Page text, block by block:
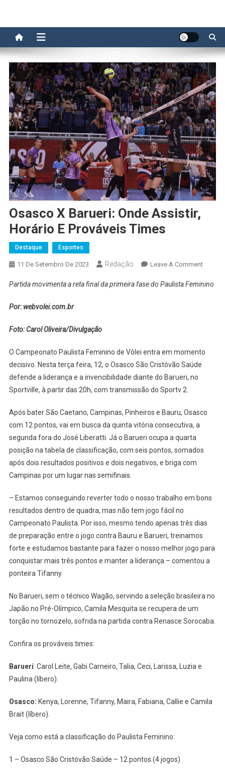
Osasco X Barueri: Onde Assistir,
Horário E Prováveis Times
Destaque Esportes
11 De Setembro De 2023 Redação Leave A CommentOn
X
Partida movimenta a reta final da primeira fase do Paulista Feminino
Por: webvolei.com.br
Foto: Carol Oliveira/Divulgação
O Campeonato Paulista Feminino de Vôlei entra em momento
decisivo. Nesta terça feira, 12, o Osasco São Cristóvão Saúde
defende a liderança e a invencibilidade diante do Barueri, no
Sportville, à partir das 20h, com transmissão do Sportv 2.
Após bater São Caetano, Campinas, Pinheiros e Bauru, Osasco
com 12 pontos, vai em busca da quinta vitória consecutiva, a
segunda fora do José Liberatti. Já o Barueri ocupa a quarta
posição na tabela de classificação, com seis pontos, somados
após dois resultados positivos e dois negativos, e briga com
Campinas por um lugar nas semifinais.
– Estamos conseguindo reverter todo o nosso trabalho em bons
resultados dentro de quadra, mas não tem jogo fácil no
Campeonato Paulista. Por isso, mesmo tendo apenas três dias
de preparação entre o jogo contra Bauru e Barueri, treinamos
forte e estudamos bastante para fazer o nosso melhor jogo para
conquistar mais três pontos e manter a liderança – comentou a
ponteira Tifanny.
No Barueri, sem o técnico Wagão, servindo a seleção brasileira no
Japão no Pré-Olímpico, Camila Mesquita se recupera de um
torção no tornozelo, sofrida na partida contra Renasce Sorocaba.
Confira os prováveis times:
Barueri: Carol Leite, Gabi Carneiro, Talia, Ceci, Larissa, Luzia e
Paulina (líbero).
Osasco: Kenya, Lorenne, Tifanny, Maira, Fabiana, Callie e Camila
Brait (líbero).
Veja como está a classificação do Paulista Feminino:
1 – Osasco São Cristóvão Saúde – 12 pontos (4 jogos)